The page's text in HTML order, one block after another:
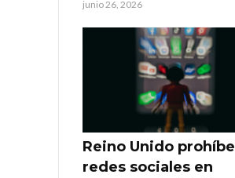
junio 26, 2026
Reino Unido prohíbe
redes sociales en